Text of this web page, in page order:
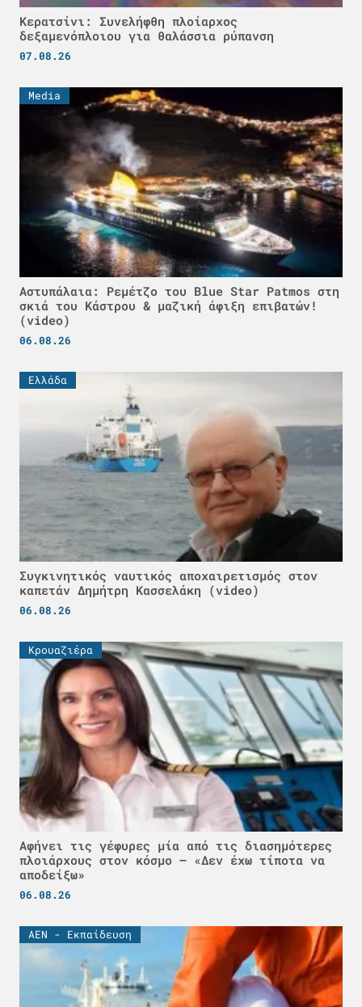
Κερατσίνι: Συνελήφθη πλοίαρχος
δεξαμενόπλοιου για θαλάσσια ρύπανση
07.08.26
Media
Αστυπάλαια: Ρεμέτζο του Blue Star Patmos στη
σκιά του Κάστρου & μαζική άφιξη επιβατών!
(video)
06.08.26
Ελλάδα
Συγκινητικός ναυτικός αποχαιρετισμός στον
καπετάν Δημήτρη Κασσελάκη (video)
06.08.26
Κρουαζιέρα
Αφήνει τις γέφυρες μία από τις διασημότερες
πλοιάρχους στον κόσμο – «Δεν έχω τίποτα να
αποδείξω»
06.08.26
ΑΕΝ - Εκπαίδευση